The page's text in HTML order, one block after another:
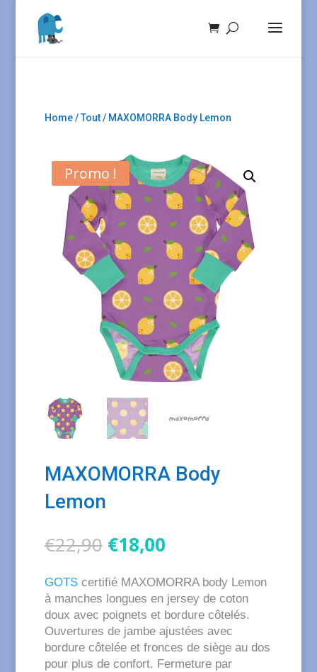
Home/Tout/ MAXOMORRA Body Lemon
Promo !
MAXOMORRA Body
Lemon
€22,90 Le
prix
initial
était :
€22,90.
€18,00Le
actuel
est :
€18,00.
GOTScertifié MAXOMORRA body Lemon
à manches longues en jersey de coton
doux avec poignets et bordure côtelés.
Ouvertures de jambe ajustées avec
bordure côtelée et fronces de siège au dos
pour plus de confort. Fermeture par